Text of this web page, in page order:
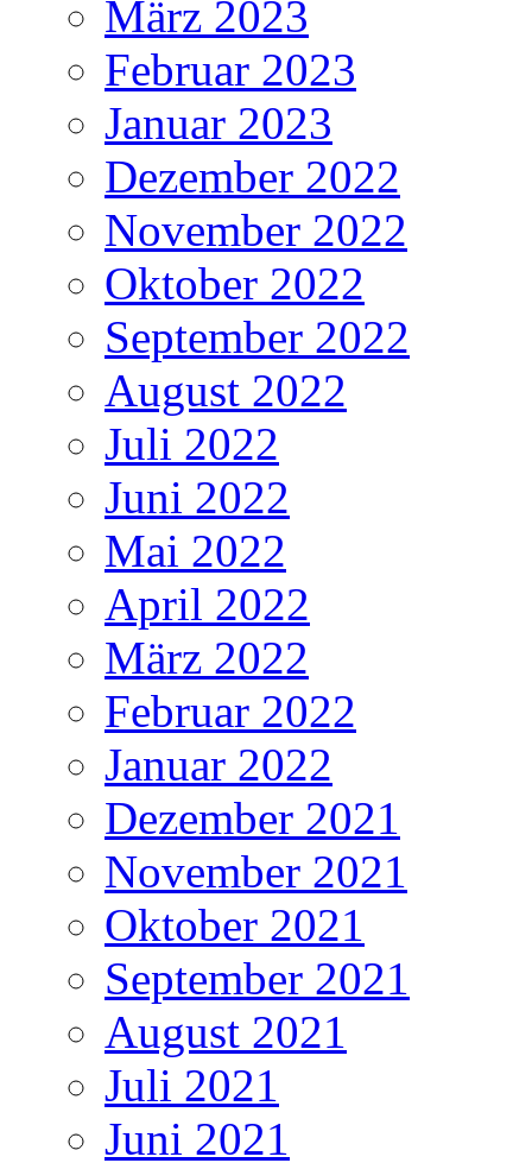
März 2023
Februar 2023
Januar 2023
Dezember 2022
November 2022
Oktober 2022
September 2022
August 2022
Juli 2022
Juni 2022
Mai 2022
April 2022
März 2022
Februar 2022
Januar 2022
Dezember 2021
November 2021
Oktober 2021
September 2021
August 2021
Juli 2021
Juni 2021